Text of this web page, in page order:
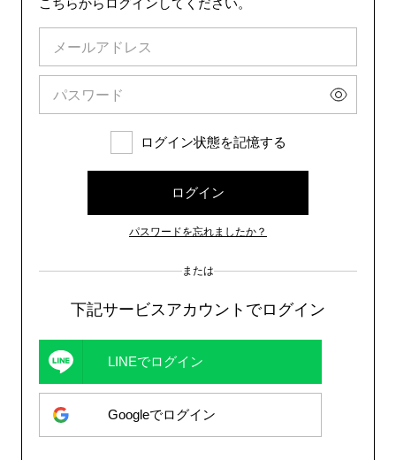
こちらからログインしてください。
ログイン状態を記憶する
ログイン
パスワードを忘れましたか？
または
下記サービスアカウントでログイン
LINEでログイン
Googleでログイン